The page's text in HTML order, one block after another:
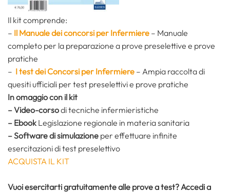
Il kit comprende:
– Il Manuale dei concorsi per Infermiere – Manuale
completo per la preparazione a prove preselettive e prove
pratiche
– I test dei Concorsi per Infermiere – Ampia raccolta di
quesiti ufficiali per test preselettivi e prove pratiche
In omaggio con il kit
– Video-corsodi tecniche infermieristiche
– EbookLegislazione regionale in materia sanitaria
– Software di simulazione per effettuare infinite
esercitazioni di test preselettivo
ACQUISTA IL KIT
Vuoi esercitarti gratuitamente alle prove a test? Accedi a